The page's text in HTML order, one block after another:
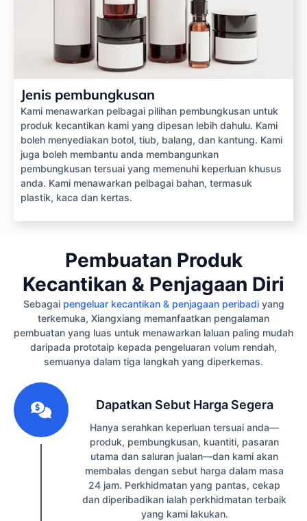
Jenis pembungkusan
Kami menawarkan pelbagai pilihan pembungkusan untuk
produk kecantikan kami yang dipesan lebih dahulu. Kami
boleh menyediakan botol, tiub, balang, dan kantung. Kami
juga boleh membantu anda membangunkan
pembungkusan tersuai yang memenuhi keperluan khusus
anda. Kami menawarkan pelbagai bahan, termasuk
plastik, kaca dan kertas.
Pembuatan Produk
Kecantikan & Penjagaan Diri
Sebagai pengeluar kecantikan & penjagaan peribadiyang
terkemuka, Xiangxiang memanfaatkan pengalaman
pembuatan yang luas untuk menawarkan laluan paling mudah
daripada prototaip kepada pengeluaran volum rendah,
semuanya dalam tiga langkah yang diperkemas.
Dapatkan Sebut Harga Segera
Hanya serahkan keperluan tersuai anda—
produk, pembungkusan, kuantiti, pasaran
utama dan saluran jualan—dan kami akan
membalas dengan sebut harga dalam masa
24 jam. Perkhidmatan yang pantas, cekap
dan diperibadikan ialah perkhidmatan terbaik
yang kami lakukan.